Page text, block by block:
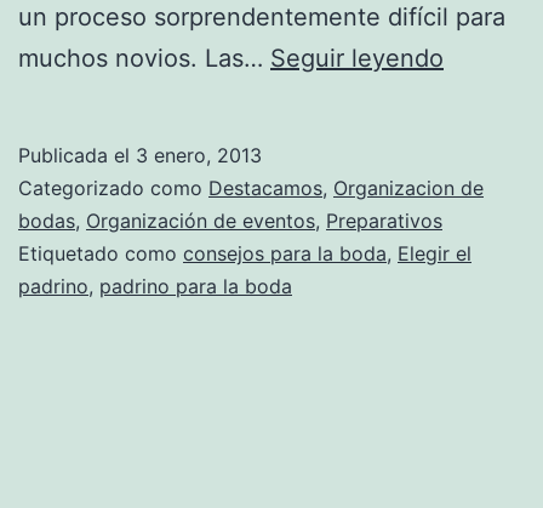
un proceso sorprendentemente difícil para
muchos novios. Las… Seguir leyendo
elección
un
Publicada el 3 enero, 2013
Categorizado como Destacamos, Organizacion de
bodas, Organización de eventos, Preparativos
Etiquetado como consejos para la boda, Elegir el
padrino, padrino para la boda